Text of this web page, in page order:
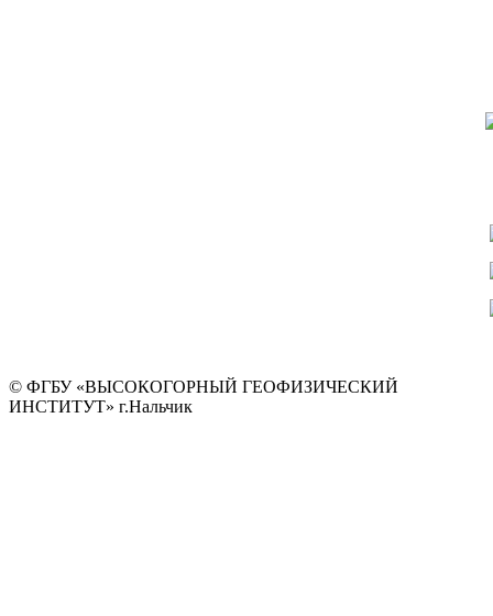
© ФГБУ «ВЫСОКОГОРНЫЙ ГЕОФИЗИЧЕСКИЙ
ИНСТИТУТ» г.Нальчик